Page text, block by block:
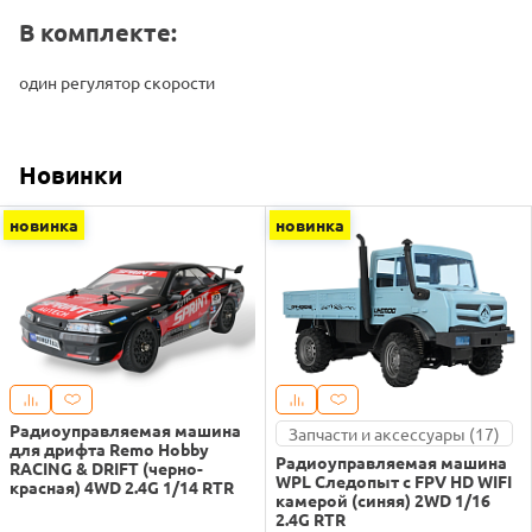
В комплекте:
один регулятор скорости
Новинки
новинка
Радиоуправляемая машина
для дрифта Remo Hobby
RACING & DRIFT (черно-
красная) 4WD 2.4G 1/14 RTR
новинка
Запчасти и аксессуары (17)
Радиоуправляемая машина
WPL Следопыт с FPV HD WIFI
камерой (синяя) 2WD 1/16
2.4G RTR